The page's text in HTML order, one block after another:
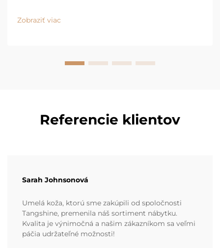
kožky. Tá je dnes všade – od moderných gaučov pre
byty až po vysokokvalitné kusy v luxusných
Zobraziť viac
Referencie klientov
Sarah Johnsonová
Umelá koža, ktorú sme zakúpili od spoločnosti
Tangshine, premenila náš sortiment nábytku.
Kvalita je výnimočná a našim zákazníkom sa veľmi
páčia udržateľné možnosti!